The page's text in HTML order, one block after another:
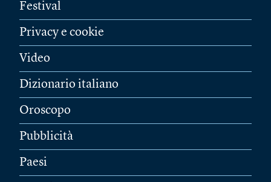
Festival
Privacy e cookie
Video
Dizionario italiano
Oroscopo
Pubblicità
Paesi